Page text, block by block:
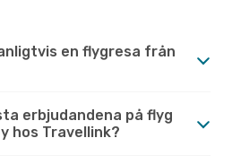
en flygresa från
erbjudandena på flyg
hos Travellink?